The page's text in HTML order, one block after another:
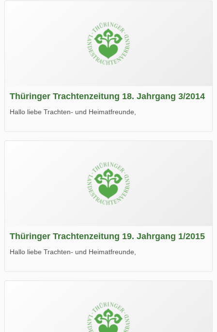
Thüringer Trachtenzeitung 18. Jahrgang 3/2014
Hallo liebe Trachten- und Heimatfreunde,
Wir wünschen Euch viel Spaß beim Lesen.
Thüringer Trachtenzeitung 19. Jahrgang 1/2015
Hallo liebe Trachten- und Heimatfreunde,
Wir wünschen Euch viel Spaß beim Lesen.